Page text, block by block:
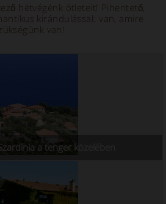
hétvégénk ötleteit! Pihentető,
kirándulással: van, amire
van!
a tenger közelében